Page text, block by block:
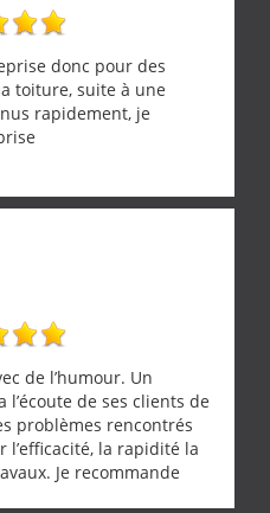
donc pour des
toiture, suite à une
rapidement, je
de l’humour. Un
de ses clients de
problèmes rencontrés
la rapidité la
Je recommande